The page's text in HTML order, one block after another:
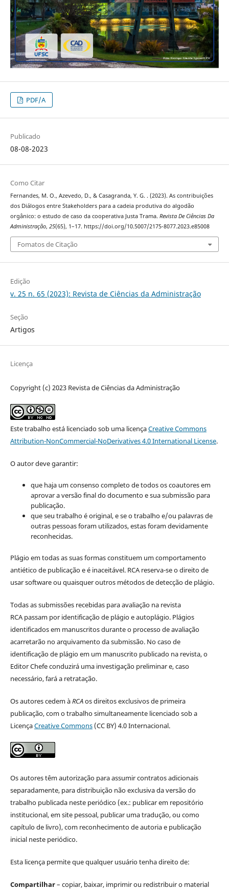
PDF/A
Publicado
08-08-2023
Como Citar
Fernandes, M. O., Azevedo, D., & Casagranda, Y. G. . (2023). As contribuições
dos Diálogos entre Stakeholders para a cadeia produtiva do algodão
orgânico: o estudo de caso da cooperativa Justa Trama. Revista De Ciências Da
Administração, 25(65), 1–17. https://doi.org/10.5007/2175-8077.2023.e85008
Fomatos de Citação
Edição
v. 25 n. 65 (2023): Revista de Ciências da Administração
Seção
Artigos
Licença
Copyright (c) 2023 Revista de Ciências da Administração
Este trabalho está licenciado sob uma licençaCreative Commons
Attribution-NonCommercial-NoDerivatives 4.0 International License.
O autor deve garantir:
que haja um consenso completo de todos os coautores em
aprovar a versão final do documento e sua submissão para
publicação.
que seu trabalho é original, e se o trabalho e/ou palavras de
outras pessoas foram utilizados, estas foram devidamente
reconhecidas.
Plágio em todas as suas formas constituem um comportamento
antiético de publicação e é inaceitável. RCA reserva-se o direito de
usar software ou quaisquer outros métodos de detecção de plágio.
Todas as submissões recebidas para avaliação na revista
RCA passam por identificação de plágio e autoplágio. Plágios
identificados em manuscritos durante o processo de avaliação
acarretarão no arquivamento da submissão. No caso de
identificação de plágio em um manuscrito publicado na revista, o
Editor Chefe conduzirá uma investigação preliminar e, caso
necessário, fará a retratação.
Os autores cedem àRCAos direitos exclusivos de primeira
publicação, com o trabalho simultaneamente licenciado sob a
LicençaCreative Commons(CC BY) 4.0 Internacional.
Os autores têm autorização para assumir contratos adicionais
separadamente, para distribuição não exclusiva da versão do
trabalho publicada neste periódico (ex.: publicar em repositório
institucional, em site pessoal, publicar uma tradução, ou como
capítulo de livro), com reconhecimento de autoria e publicação
inicial neste periódico.
Esta licença permite que qualquer usuário tenha direito de:
Compartilhar– copiar, baixar, imprimir ou redistribuir o material